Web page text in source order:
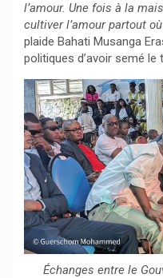
l’amour. Une fois à la
cultiver l’amour partout
plaide Bahati Musanga
politiques d’avoir semé le
Échanges entre le